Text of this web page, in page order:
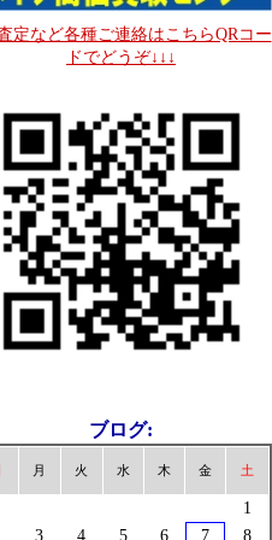
定など各種ご連絡はこちらQRコー
ドでどうぞ↓↓↓
ブログ:
月 火 水 木 金 土
1
3
4 5 6 7 8